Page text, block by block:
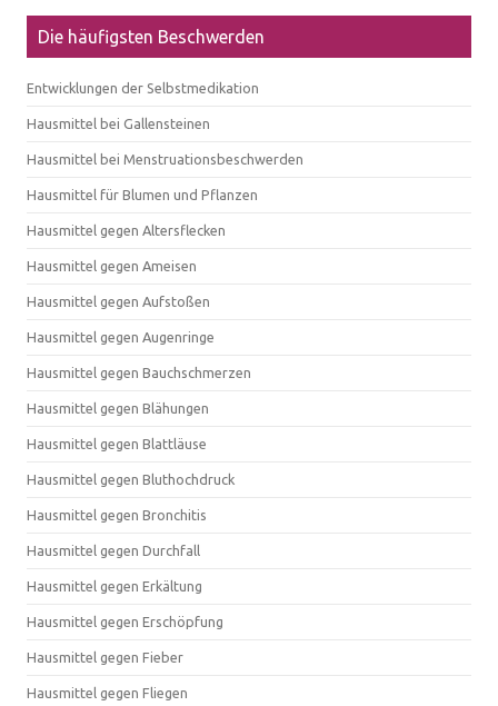
Die häufigsten Beschwerden
Entwicklungen der Selbstmedikation
Hausmittel bei Gallensteinen
Hausmittel bei Menstruationsbeschwerden
Hausmittel für Blumen und Pflanzen
Hausmittel gegen Altersflecken
Hausmittel gegen Ameisen
Hausmittel gegen Aufstoßen
Hausmittel gegen Augenringe
Hausmittel gegen Bauchschmerzen
Hausmittel gegen Blähungen
Hausmittel gegen Blattläuse
Hausmittel gegen Bluthochdruck
Hausmittel gegen Bronchitis
Hausmittel gegen Durchfall
Hausmittel gegen Erkältung
Hausmittel gegen Erschöpfung
Hausmittel gegen Fieber
Hausmittel gegen Fliegen